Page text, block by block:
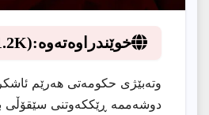
خوێندراوەتەوە:(1.2K)
وتەبێژی حكومەتی هەرێم
دوشەممە ڕێككەوتنی سێقۆڵی